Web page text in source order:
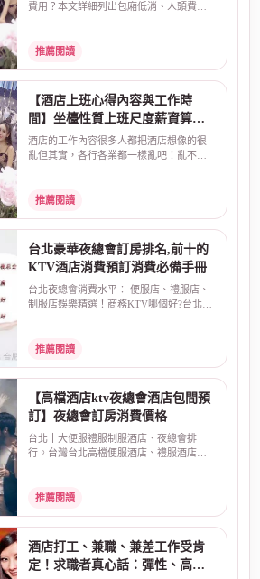
費用？本文詳細列出包廂低消、人頭費、
推薦閱讀
【酒店上班心得內容與工作時
間】坐檯性質上班尺度薪資算法
介紹
酒店的工作內容很多人都把酒店想像的很
亂但其實，各行各業都一樣亂吧！亂不亂
推薦閱讀
台北豪華夜總會訂房排名,前十的
KTV酒店消費預訂消費必備手冊
台北夜總會消費水平︰ 便服店、禮服店、
制服店娛樂精選！商務KTV哪個好?台北最
推薦閱讀
【高檔酒店ktv夜總會酒店包間預
訂】夜總會訂房消費價格
台北十大便服禮服制服酒店、夜總會排
行。台灣台北高檔便服酒店、禮服酒店、
推薦閱讀
酒店打工、兼職、兼差工作受肯
定！求職者真心話：彈性、高